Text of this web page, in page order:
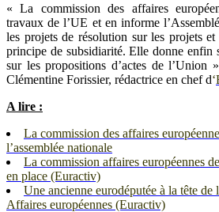
« La commission des affaires
travaux de l’UE et en informe
les projets de résolution sur les projets
principe de subsidiarité. Elle donne enfin
sur les propositions d’actes de l’Union
Clémentine Forissier, rédactrice en chef d‘
A lire :
La commission des affaires
l’assemblée nationale
La commission affaires européennes
en place (Euractiv)
Une ancienne eurodéputée à la tête de
Affaires européennes (Euractiv)